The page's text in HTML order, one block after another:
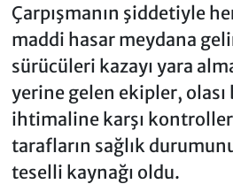
Çarpışmanın şiddetiyle
maddi hasar meydana
sürücüleri kazayı yara
yerine gelen ekipler,
ihtimaline karşı
tarafların sağlık
teselli kaynağı oldu.